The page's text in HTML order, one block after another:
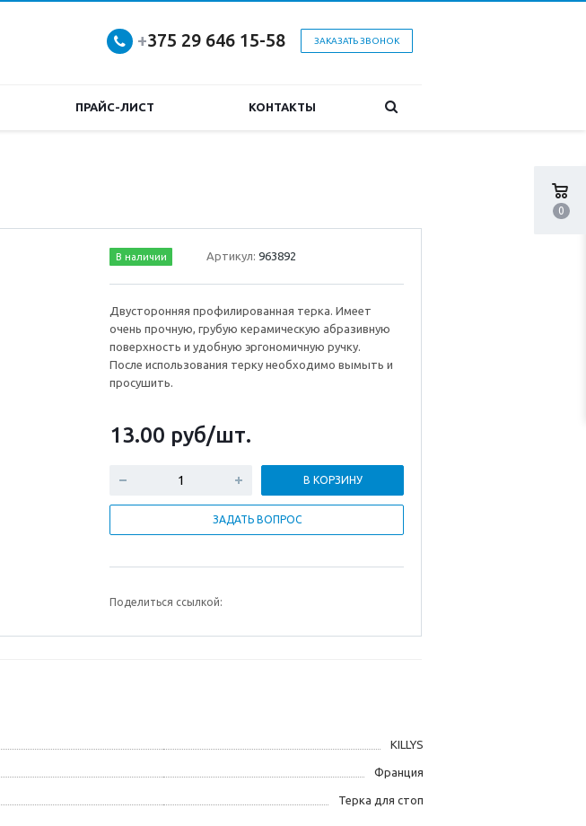
0
ЗАКАЗАТЬ ЗВОНОК
+375 29 646 15-58
ПРАЙС-ЛИСТ КОНТАКТЫ
В наличии Артикул:963892
Двусторонняя профилированная терка. Имеет
очень прочную, грубую керамическую абразивную
поверхность и удобную эргономичную ручку.
После использования терку необходимо вымыть и
просушить.
13.00 руб/шт.
В КОРЗИНУ
ЗАДАТЬ ВОПРОС
Поделиться ссылкой:
KILLYS
Франция
Терка для стоп